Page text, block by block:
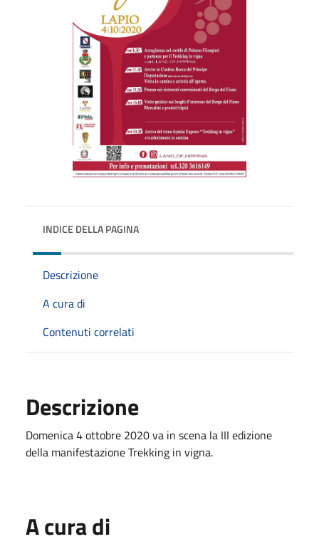
INDICE DELLA PAGINA
Descrizione
A cura di
Contenuti correlati
Descrizione
Domenica 4 ottobre 2020 va in scena la III edizione
della manifestazione Trekking in vigna.
A cura di